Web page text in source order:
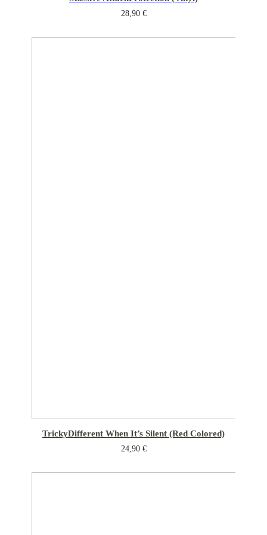
28,90 €
TrickyDifferent When It’s Silent (Red Colored)
24,90 €